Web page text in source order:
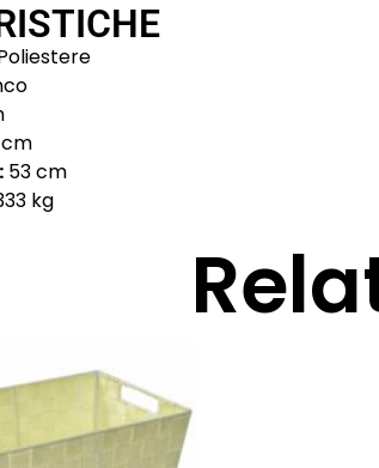
53 cm
kg